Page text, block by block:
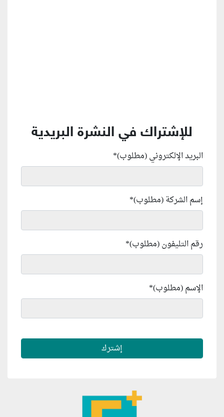
للإشتراك في النشرة البريدية
البريد الإلكتروني (مطلوب)*
إسم الشركة (مطلوب)*
رقم التليفون (مطلوب)*
الإسم (مطلوب)*